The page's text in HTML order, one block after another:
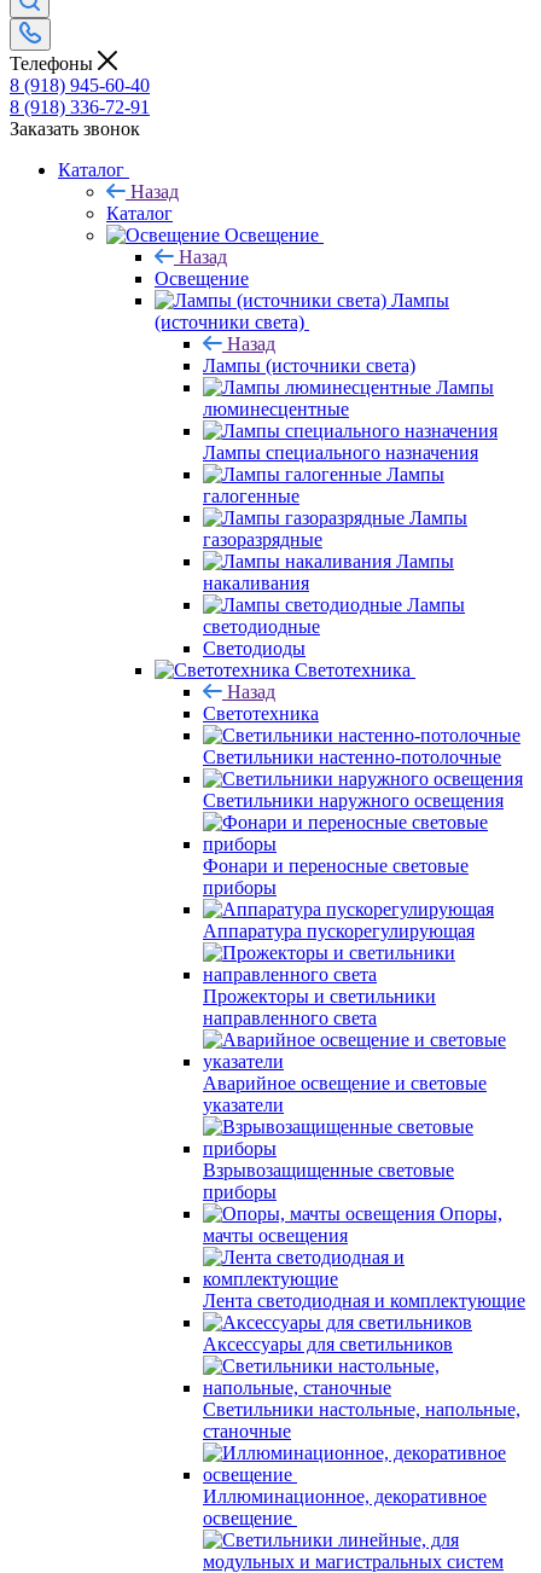
Телефоны
8 (918) 945-60-40
8 (918) 336-72-91
Заказать звонок
Каталог
Назад
Каталог
Освещение
Назад
Освещение
Лампы
(источники света)
Назад
Лампы (источники света)
Лампы
люминесцентные
Лампы специального назначения
Лампы
галогенные
Лампы
газоразрядные
Лампы
накаливания
Лампы
светодиодные
Светодиоды
Светотехника
Назад
Светотехника
Светильники настенно-потолочные
Светильники наружного освещения
Фонари и переносные световые
приборы
Аппаратура пускорегулирующая
Прожекторы и светильники
направленного света
Аварийное освещение и световые
указатели
Взрывозащищенные световые
приборы
Опоры,
мачты освещения
Лента светодиодная и комплектующие
Аксессуары для светильников
Светильники настольные, напольные,
станочные
Иллюминационное, декоративное
освещение